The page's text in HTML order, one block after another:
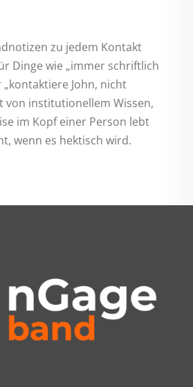
zu jedem Kontakt
Dinge wie „immer schriftlich
John, nicht
von institutionellem Wissen,
im Kopf einer Person lebt
wenn es hektisch wird.